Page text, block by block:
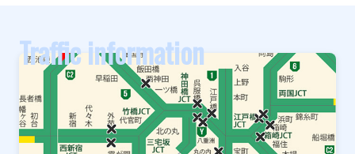
Traffic information